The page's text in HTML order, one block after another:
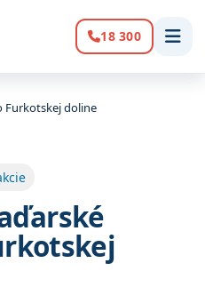
Volanie:
18 300
Furkotskej doline